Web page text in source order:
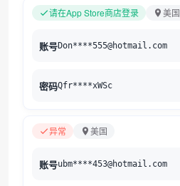
请在App Store商店登录 美国
账号Don****555@hotmail.com
密码Qfr****xWSc
异常 美国
账号ubm****453@hotmail.com